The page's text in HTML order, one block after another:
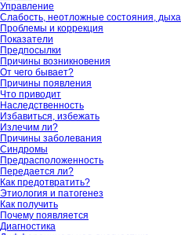
Управление
Слабость, неотложные состояния,
Проблемы и коррекция
Показатели
Предпосылки
Причины возникновения
От чего бывает?
Причины появления
Что приводит
Наследственность
Избавиться, избежать
Излечим ли?
Причины заболевания
Синдромы
Предрасположенность
Передается ли?
Как предотвратить?
Этиология и патогенез
Как получить
Почему появляется
Диагностика